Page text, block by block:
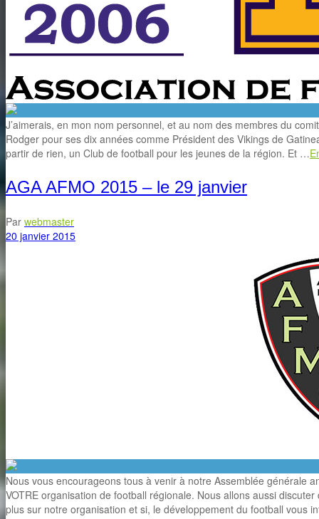
J’aimerais, en mon nom personnel, et au nom des membres du
Rodger pour ses dix années comme Président des Vikings de
partir de rien, un Club de football pour les jeunes de la région. Et …
AGA AFMO 2015 – le 29 janvier
Par webmaster
20 janvier 2015
Nous vous encourageons tous à venir à notre Assemblée générale
VOTRE organisation de football régionale. Nous allons aussi
plus sur notre organisation et si, le développement du football